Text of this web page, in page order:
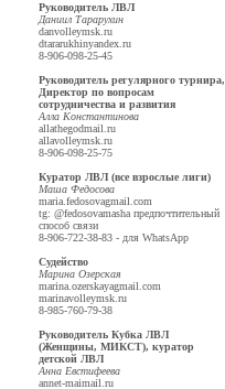
Руководитель ЛВЛ
Даниил Тарарухин
danvolleymsk.ru
dtararukhinyandex.ru
8-906-098-25-45
Руководитель регулярного турнира,
Директор по вопросам
сотрудничества и развития
Алла Константинова
allathegodmail.ru
allavolleymsk.ru
8-906-098-25-75
Куратор ЛВЛ (все взрослые лиги)
Маша Федосова
maria.fedosovagmail.com
tg: @fedosovamasha предпочтительный
способ связи
8-906-722-38-83 - для WhatsApp
Судейство
Марина Озерская
marina.ozerskayagmail.com
marinavolleymsk.ru
8-985-760-79-38
Руководитель Кубка ЛВЛ
(Женщины, МИКСТ), куратор
детской ЛВЛ
Анна Евстифеева
annet-maimail.ru